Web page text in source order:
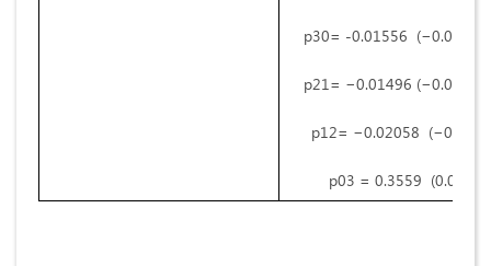
p30= -0.01556
p21= −0.01496
p12= −0.02058
p03 = 0.3559